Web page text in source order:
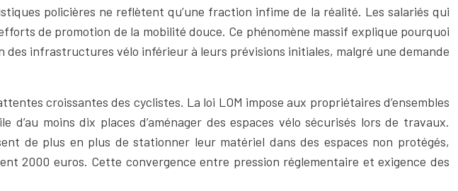
policières ne reflètent qu’une fraction infime de la réalité. Les salariés qui
de promotion de la mobilité douce. Ce phénomène massif explique pourquoi
infrastructures vélo inférieur à leurs prévisions initiales, malgré une demande
croissantes des cyclistes. La loi LOM impose aux propriétaires d’ensembles
moins dix places d’aménager des espaces vélo sécurisés lors de travaux.
de plus en plus de stationner leur matériel dans des espaces non protégés,
2000 euros. Cette convergence entre pression réglementaire et exigence des